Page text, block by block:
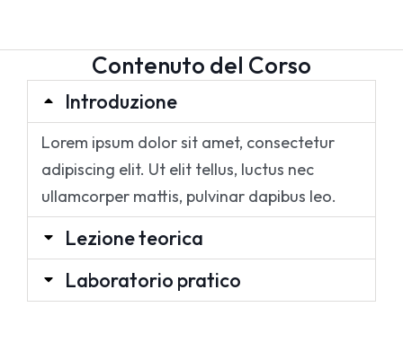
Contenuto del Corso
Introduzione
Lorem ipsum dolor sit amet, consectetur
adipiscing elit. Ut elit tellus, luctus nec
ullamcorper mattis, pulvinar dapibus leo.
Lezione teorica
Laboratorio pratico